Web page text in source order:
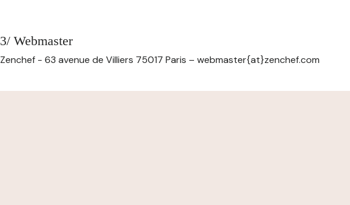
3/ Webmaster
Zenchef - 63 avenue de Villiers 75017 Paris – webmaster{at}zenchef.com